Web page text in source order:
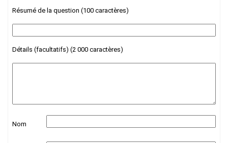
Résumé de la question (100 caractères)
Détails (facultatifs) (2 000 caractères)
Nom